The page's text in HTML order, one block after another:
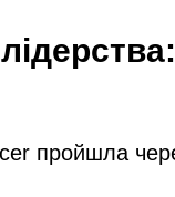
пройшла